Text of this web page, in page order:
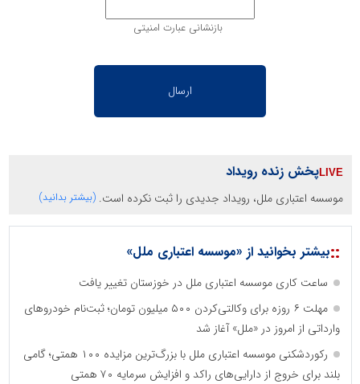
بازنشانی عبارت امنیتی
پخش زنده رویداد
موسسه اعتباری ملل، رویداد جدیدی را ثبت نکرده است. (بیشتر بدانید)
::بیشتر بخوانید از «موسسه اعتباری ملل»
ساعت کاری موسسه اعتباری ملل در خوزستان تغییر یافت
مهلت ۶ روزه برای وکالتی‌کردن ۵۰۰ میلیون تومان؛ ثبت‌نام خودروهای
وارداتی از امروز در «ملل» آغاز شد
رکوردشکنی موسسه اعتباری ملل با بزرگ‌ترین مزایده ۱۰۰ همتی؛ گامی
بلند برای خروج از دارایی‌های راکد و افزایش سرمایه ۷۰ همتی